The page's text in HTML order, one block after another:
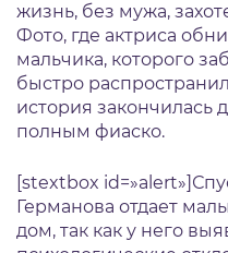
жизнь, без мужа,
Фото, где актриса
мальчика, которого
быстро
история закончилась
полным фиаско.
[stextbox
Германова отдает
дом, так как у него